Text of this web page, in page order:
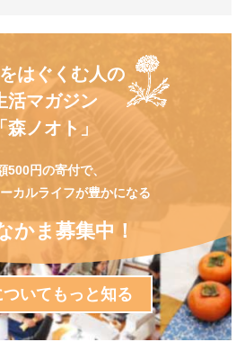
はぐくむ人の
活マガジン
「森ノオト」
500円の寄付で、
カルライフが豊かになる
かま募集中！
いてもっと知る